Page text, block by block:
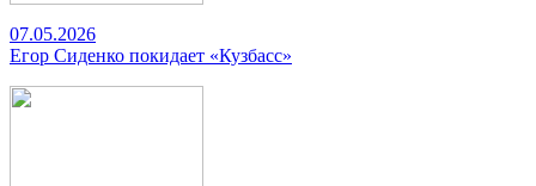
07.05.2026
Егор Сиденко покидает «Кузбасс»